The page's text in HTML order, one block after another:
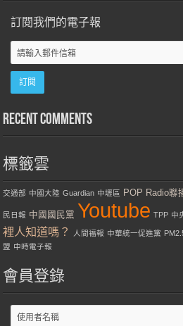
訂閱我們的電子報
Recent Comments
標籤雲
交通部 中國大陸 Guardian 中壢區 POP Radio聯
民日報 中國國民黨 Youtube TPP 中
裡人知道嗎？
人間福報 中華統一促進黨
盟 中時電子報
會員登錄